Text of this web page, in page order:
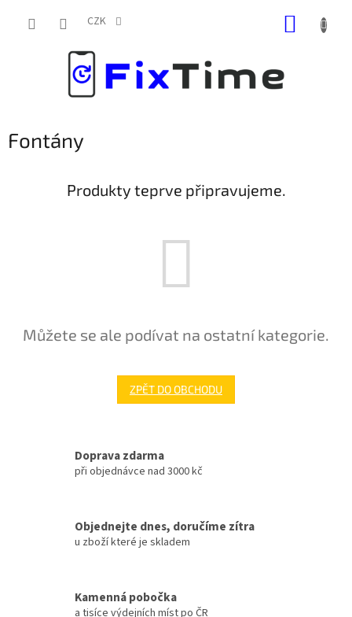
CZK
Fontány
Produkty teprve připravujeme.
Můžete se ale podívat na ostatní kategorie.
ZPĚT DO OBCHODU
Doprava zdarma
při objednávce nad 3000 kč
Objednejte dnes, doručíme zítra
u zboží které je skladem
Kamenná pobočka
a tisíce výdejních míst po ČR